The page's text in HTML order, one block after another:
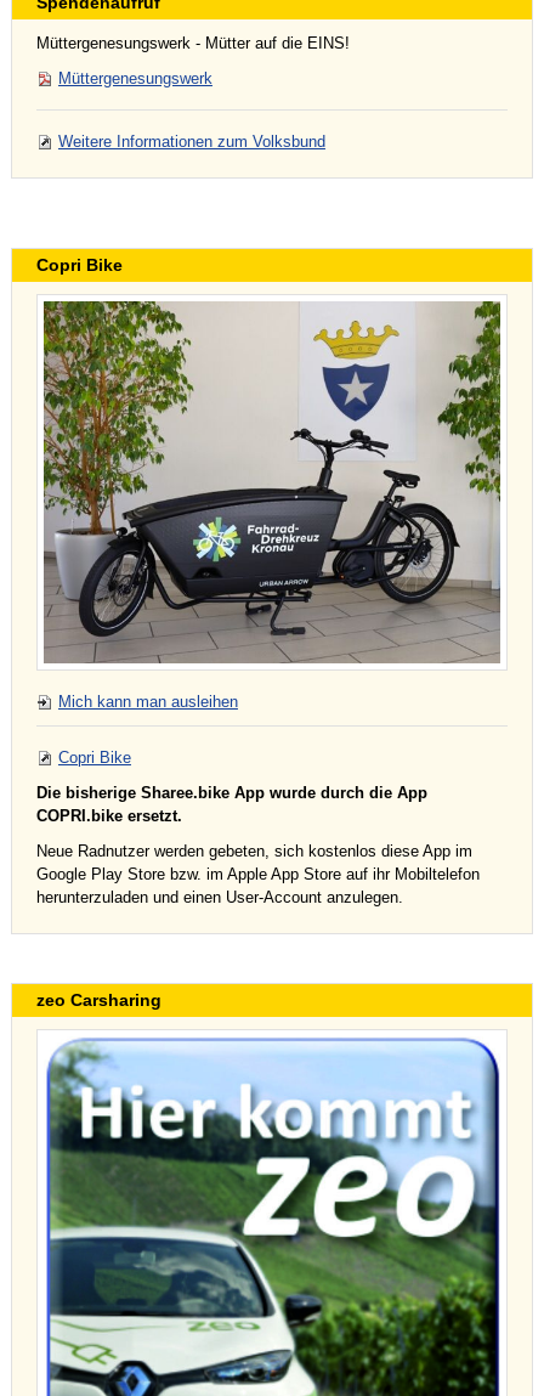
Müttergenesungswerk - Mütter auf die EINS!
Müttergenesungswerk
Weitere Informationen zum Volksbund
Copri Bike
Mich kann man ausleihen
Copri Bike
Die bisherige Sharee.bike App wurde durch die App
COPRI.bike ersetzt.
Neue Radnutzer werden gebeten, sich kostenlos diese App im
Google Play Store bzw. im Apple App Store auf ihr Mobiltelefon
herunterzuladen und einen User-Account anzulegen.
zeo Carsharing